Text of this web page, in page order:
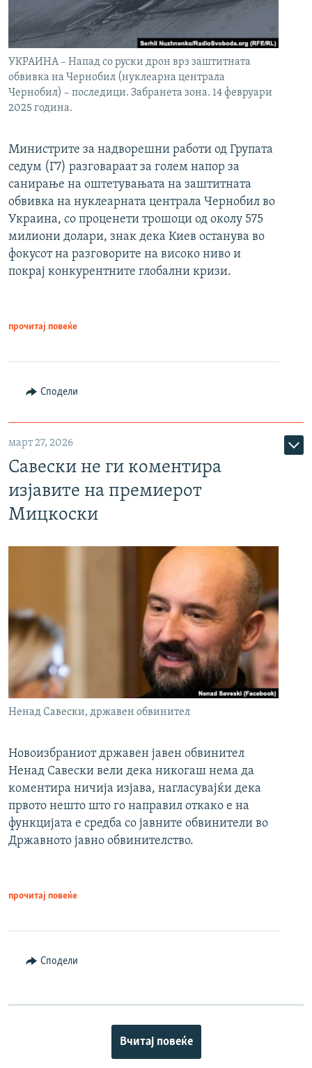
УКРАИНА – Напад со руски дрон врз заштитната
обвивка на Чернобил (нуклеарна централа
Чернобил) – последици. Забранета зона. 14 февруари
2025 година.
Министрите за надворешни работи од Групата
седум (Г7) разговараат за голем напор за
санирање на оштетувањата на заштитната
обвивка на нуклеарната централа Чернобил во
Украина, со проценети трошоци од околу 575
милиони долари, знак дека Киев останува во
фокусот на разговорите на високо ниво и
покрај конкурентните глобални кризи.
прочитај повеќе
Сподели
март 27, 2026
Савески не ги коментира
изјавите на премиерот
Мицкоски
Ненад Савески, државен обвинител
Новоизбраниот државен јавен обвинител
Ненад Савески вели дека никогаш нема да
коментира ничија изјава, нагласувајќи дека
првото нешто што го направил откако е на
функцијата е средба со јавните обвинители во
Државното јавно обвинителство.
прочитај повеќе
Сподели
Вчитај повеќе